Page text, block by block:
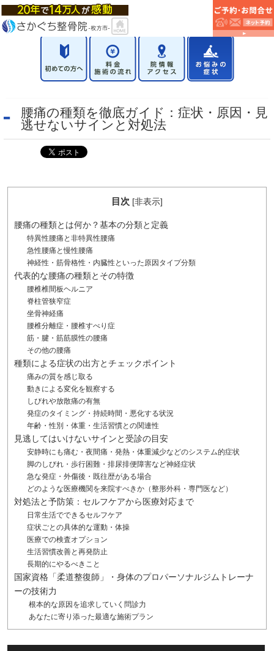
腰痛の種類を徹底ガイド：症状・原因・見
逃せないサインと対処法
目次 [非表示]
腰痛の種類とは何か？基本の分類と定義
特異性腰痛と非特異性腰痛
急性腰痛と慢性腰痛
神経性・筋骨格性・内臓性といった原因タイプ分類
代表的な腰痛の種類とその特徴
腰椎椎間板ヘルニア
脊柱管狭窄症
坐骨神経痛
腰椎分離症・腰椎すべり症
筋・腱・筋筋膜性の腰痛
その他の腰痛
種類による症状の出方とチェックポイント
痛みの質を感じ取る
動きによる変化を観察する
しびれや放散痛の有無
発症のタイミング・持続時間・悪化する状況
年齢・性別・体重・生活習慣との関連性
見逃してはいけないサインと受診の目安
安静時にも痛む・夜間痛・発熱・体重減少などのシステム的症状
脚のしびれ・歩行困難・排尿排便障害など神経症状
急な発症・外傷後・既往歴がある場合
どのような医療機関を来院すべきか（整形外科・専門医など）
対処法と予防策：セルフケアから医療対応まで
日常生活でできるセルフケア
症状ごとの具体的な運動・体操
医療での検査オプション
生活習慣改善と再発防止
長期的にやるべきこと
国家資格「柔道整復師」・身体のプロパーソナルジムトレーナ
ーの技術力
根本的な原因を追求していく問診力
あなたに寄り添った最適な施術プラン